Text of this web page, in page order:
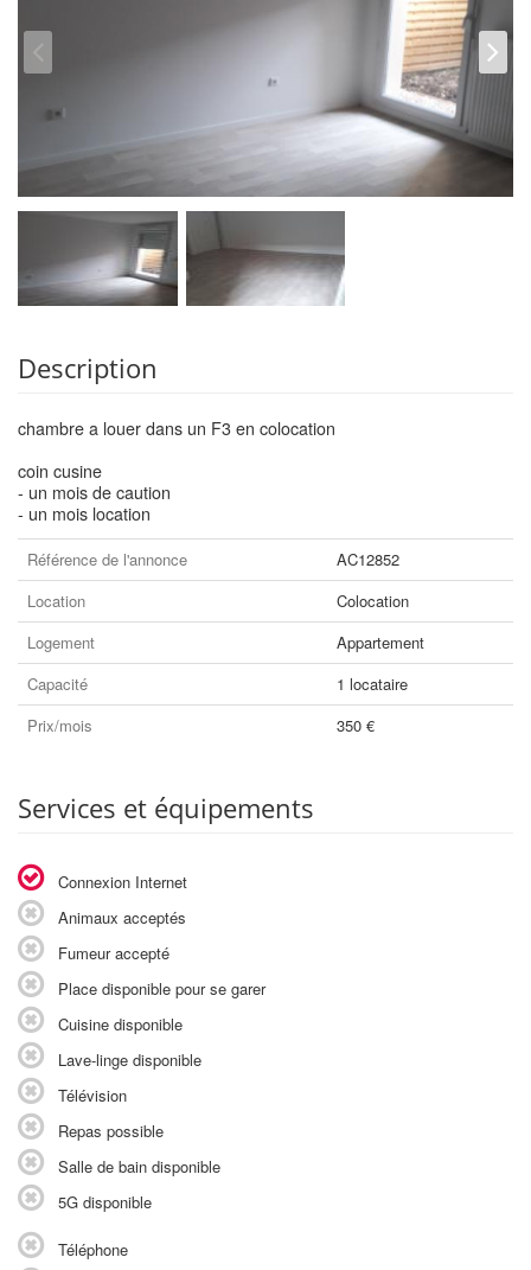
Description
chambre a louer dans un F3 en colocation
coin cusine
- un mois de caution
- un mois location
Référence de l'annonce
AC12852
Location
Colocation
Logement
Appartement
Capacité
1 locataire
Prix/mois
350 €
Services et équipements
Connexion Internet
Animaux acceptés
Fumeur accepté
Place disponible pour se garer
Cuisine disponible
Lave-linge disponible
Télévision
Repas possible
Salle de bain disponible
5G disponible
Téléphone